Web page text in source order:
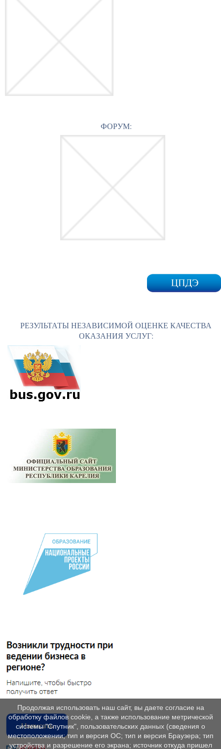
ФОРУМ:
РЕЗУЛЬТАТЫ НЕЗАВИСИМОЙ ОЦЕНКЕ КАЧЕСТВА
ОКАЗАНИЯ УСЛУГ:
Продолжая использовать наш сайт, вы даете согласие на
обработку файлов cookie, а также использование метрической
системы "Спутник", пользовательских данных (сведения о
местоположении; тип и версия ОС; тип и версия Браузера; тип
устройства и разрешение его экрана; источник откуда пришел